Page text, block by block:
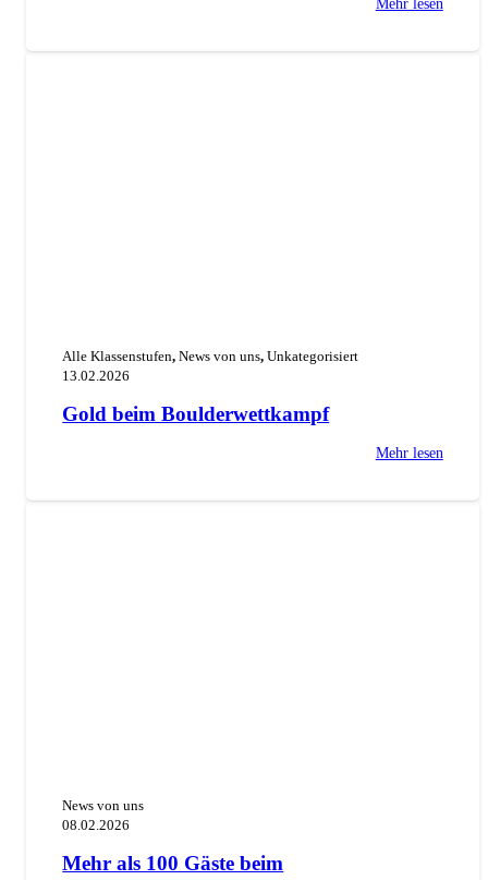
Alle Klassenstufen,News von uns,Unkategorisiert
13.02.2026
Gold beim Boulderwettkampf
Mehr lesen
News von uns
08.02.2026
Mehr als 100 Gäste beim